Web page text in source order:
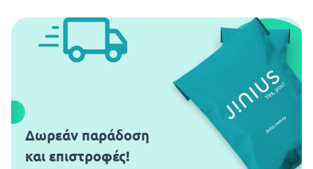
Δωρεάν παράδοση
και επιστροφές!